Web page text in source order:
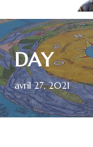
DAY
avril 27, 2021